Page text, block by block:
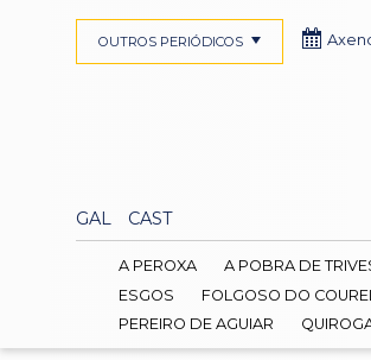
GAL CAST
OUTROS PERIÓDICOS
A PEROXA A POBRA DE
ESGOS
FOLGOSO DO COUREL
PEREIRO DE AGUIAR